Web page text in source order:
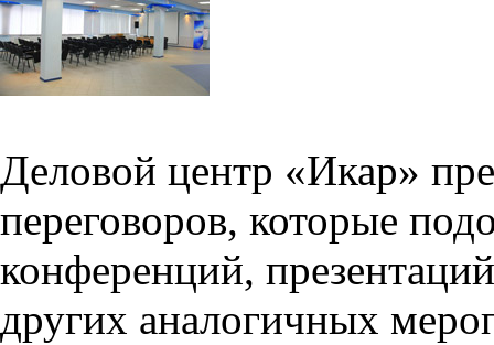
Деловой центр «Икар»
переговоров, которые
конференций,
других аналогичных